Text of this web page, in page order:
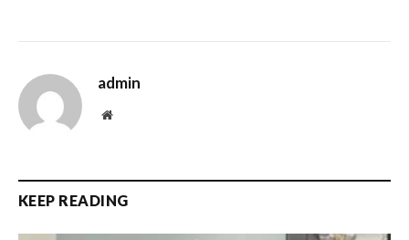
admin
Website
KEEP READING